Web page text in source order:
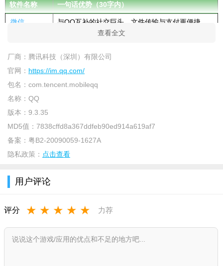
软件名称 一句话优势（30字内）
微信 与QQ互补的社交巨头，文件传输与支付更便捷。
百度网盘 超大云存储空间，备份QQ聊天文件与照片。
WPS Office 手机办公利器，直接打开QQ接收的文档。
美团
网易云音乐 海量歌单，一键分享歌曲到QQ空间。
快手 记录生活点滴，与QQ好友互动短视频。
手机qqv8.5.0官方正式版特别说明
本版本为官方正式版，安装前请确认手机系统为Android 5.0或
源”，请在设置中开启“允许安装未知应用”权限；若覆盖安装失
查看全文
厂商： 腾讯科技（深圳）有限公司
官网： https://im.qq.com/
包名： com.tencent.mobileqq
名称： QQ
版本： 9.3.35
MD5值： 7838cffd8a367ddfeb90ed914a619af7
备案： 粤B2-20090059-1627A
隐私政策： 点击查看
用户评论
评分 ★ ★ ★ ★ ★ 力荐